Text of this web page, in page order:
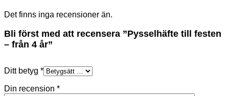
Det finns inga recensioner än.
Bli först med att recensera ”Pysselhäfte till festen
– från 4 år”
Ditt betyg *
Din recension *